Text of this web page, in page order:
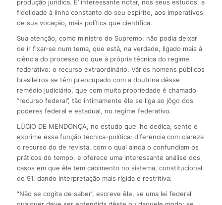
produção jurídica. E’ interessante notar, nos seus estudos, a
fidelidade à linha constante do seu espírito, aos imperativos
de sua vocação, mais política que científica.
Sua atenção, como ministro do Supremo, não podia deixar
de ir fixar-se num tema, que está, na verdade, ligado mais à
ciência do processo do que à própria técnica do regime
federativo: o recurso extraordinário. Vários homens públicos
brasileiros se têm preocupado com a doutrina dêsse
remédio judiciário, que com muita propriedade é chamado
“recurso federal”, tão intimamente êle se liga ao jôgo dos
poderes federal e estadual, no regime federativo.
LÚCIO DE MENDONÇA, no estudo que lhe dedica, sente e
exprime essa função técnica-política: diferencia com clareza
o recurso do de revista, com o qual ainda o confundiam os
práticos do tempo, e oferece uma interessante análise dos
casos em que êle tem cabimento no sistema, constitucional
de 91, dando interpretação mais rígida e restritiva:
“Não se cogita de saber”, escreve êle, se uma lei federal